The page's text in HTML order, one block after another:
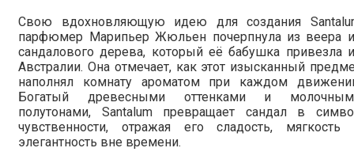
Свою вдохновляющую идею для создания
парфюмер Марипьер Жюльен почерпнула из веера
сандалового дерева, который её бабушка привезла
Австралии. Она отмечает, как этот изысканный
наполнял комнату ароматом при каждом
Богатый древесными оттенками и
полутонами, Santalum превращает сандал в
чувственности, отражая его сладость, мягкость
элегантность вне времени.